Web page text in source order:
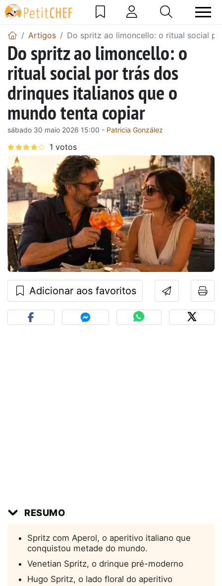
Artigos Do spritz ao limoncello: o ritual social
Do spritz ao limoncello: o
ritual social por trás dos
drinques italianos que o
mundo tenta copiar
sábado 30 maio 2026 15:00 - Patricia González
Adicionar aos favoritos
RESUMO
Spritz com Aperol, o aperitivo italiano que
conquistou metade do mundo.
Venetian Spritz, o drinque pré-moderno
Hugo Spritz, o lado floral do aperitivo